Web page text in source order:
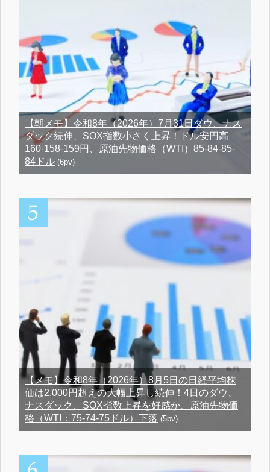
【朝メモ】令和8年（2026年）7月31日ダウ、ナス
ダック続伸、SOX指数小さく上昇！ドル安円高
160-158-159円、原油先物価格（WTI）85-84-85-
84ドル (6pv)
【メモ】令和8年（2026年）8月5日の日経平均株
価は2,000円超えの大幅上昇し続伸！4日のダウ、
ナスダック、SOX指数上昇を好感か、原油先物価
格（WTI：75-74-75ドル）下落 (5pv)